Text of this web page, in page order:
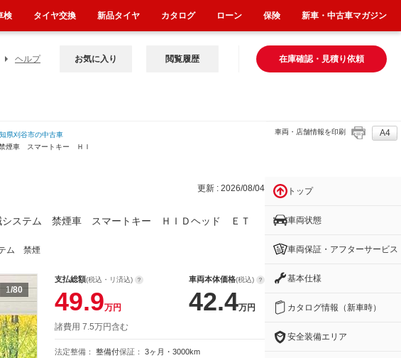
ヘルプ 在庫確認・見積り依頼
お気に入り 閲覧履歴
県刈谷市の中古車
煙車 スマートキー ＨＩ
車両・店舗情報を印刷 A4
更新 : 2026/08/04
ステム 禁煙車 スマートキー ＨＩＤヘッド ＥＴ
ム 禁煙
1/80
支払総額(税込・リ済込)
49.9万円
車両本体価格(税込)
42.4万円
諸費用 7.5万円含む
法定整備： 整備付保証： 3ヶ月・3000km
トップ
車両状態
車両保証・アフターサービス
基本仕様
カタログ情報（新車時）
安全装備エリア
検 タイヤ交換 新品タイヤ カタログ ローン 保険 新車・中古車マガジン